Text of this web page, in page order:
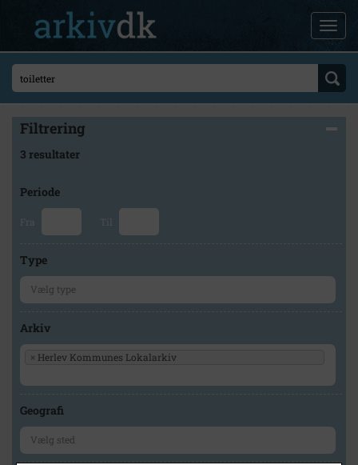
Filtrering
3 resultater
Periode
Fra Til
Type
Arkiv
× Herlev Kommunes Lokalarkiv
Geografi